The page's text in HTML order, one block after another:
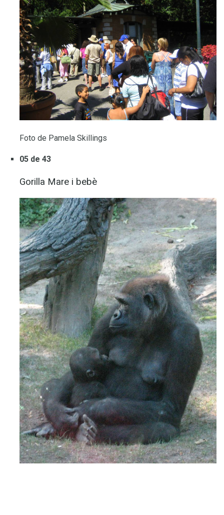
Foto de Pamela Skillings
05 de 43
Gorilla Mare i bebè